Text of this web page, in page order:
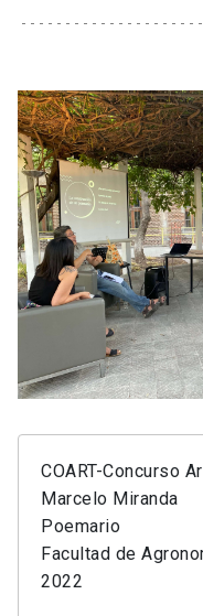
COART-Concurso
Marcelo Miranda
Poemario
Facultad de
2022